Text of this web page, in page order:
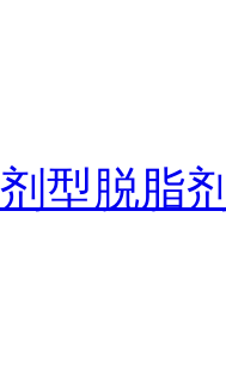
型脱脂